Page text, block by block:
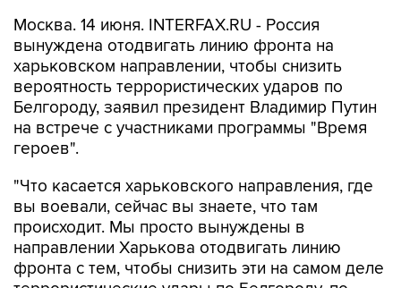
Москва. 14 июня. INTERFAX.RU - Россия
вынуждена отодвигать линию фронта на
харьковском направлении, чтобы снизить
вероятность террористических ударов по
Белгороду, заявил президент Владимир Путин
на встрече с участниками программы "Время
героев".
"Что касается харьковского направления, где
вы воевали, сейчас вы знаете, что там
происходит. Мы просто вынуждены в
направлении Харькова отодвигать линию
фронта с тем, чтобы снизить эти на самом деле